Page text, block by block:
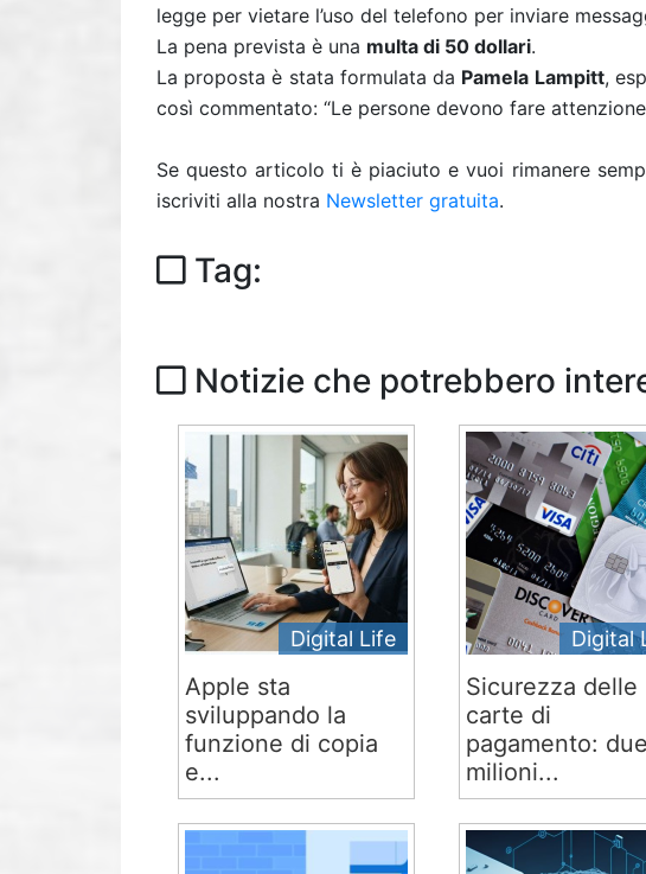
legge per vietare l’uso del telefono per inviare
La pena prevista è una multa di 50 dollari.
La proposta è stata formulata da Pamela Lampitt,
così commentato: “Le persone devono fare
Se questo articolo ti è piaciuto e vuoi rimanere
iscriviti alla nostra Newsletter gratuita.
Tag:
Notizie che potrebbero
Digital Life
Apple sta
sviluppando la
funzione di copia
e...
Digital
Sicurezza delle
carte di
pagamento: due
milioni...